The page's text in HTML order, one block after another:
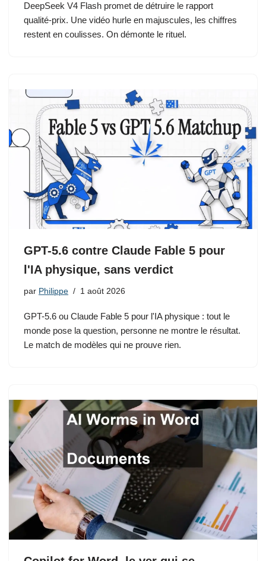
DeepSeek V4 Flash promet de détruire le rapport
qualité-prix. Une vidéo hurle en majuscules, les chiffres
restent en coulisses. On démonte le rituel.
GPT-5.6 contre Claude Fable 5 pour
l'IA physique, sans verdict
par Philippe 1 août 2026
GPT-5.6 ou Claude Fable 5 pour l'IA physique : tout le
monde pose la question, personne ne montre le résultat.
Le match de modèles qui ne prouve rien.